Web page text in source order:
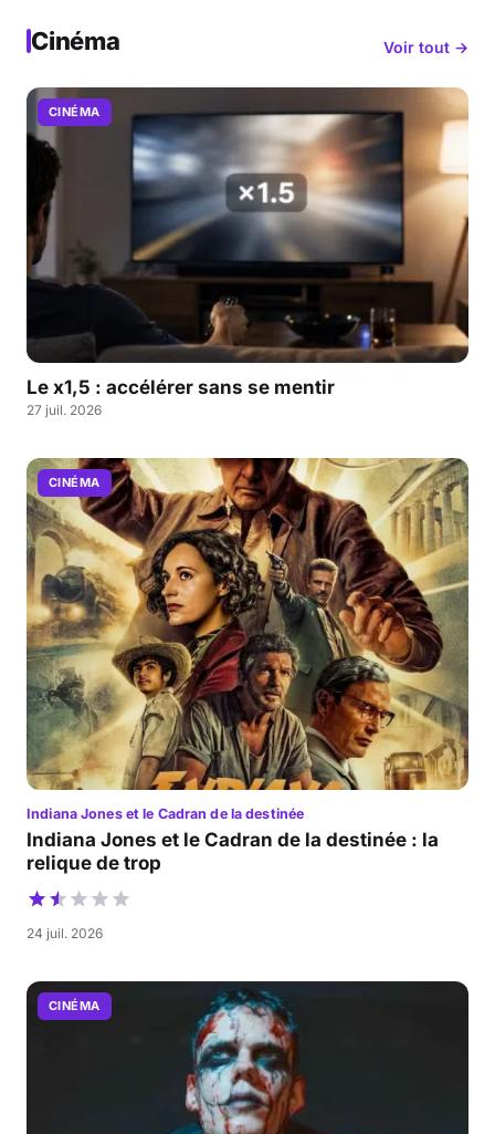
Cinéma Voir tout →
CINÉMA
Le x1,5 : accélérer sans se mentir
27 juil. 2026
CINÉMA
Indiana Jones et le Cadran de la destinée
Indiana Jones et le Cadran de la destinée : la
relique de trop
24 juil. 2026
CINÉMA